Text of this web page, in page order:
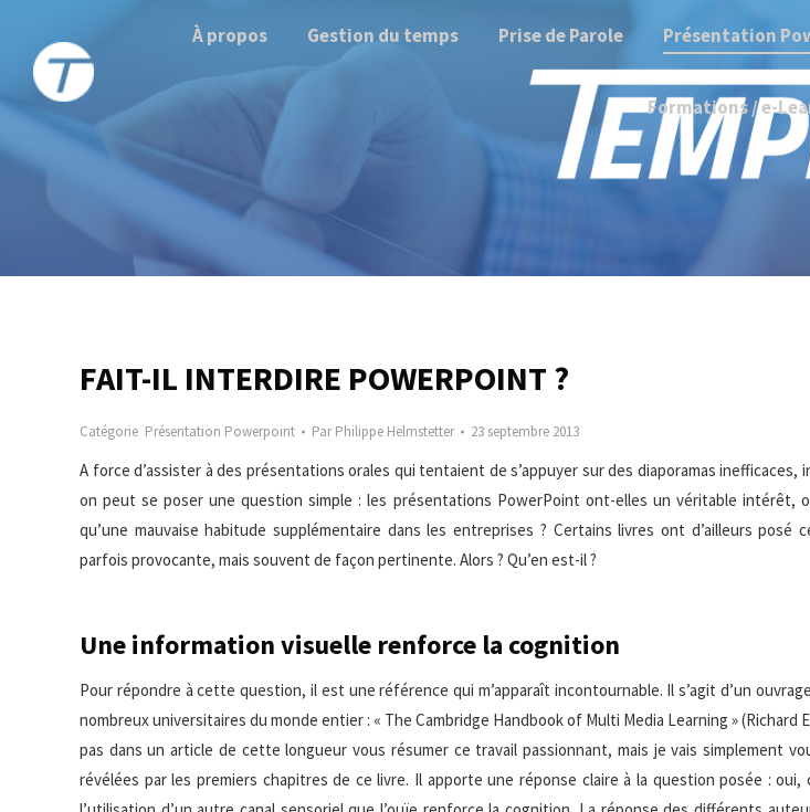
À propos Gestion du temps Prise de Parole Présentation
Formations / e-
FAIT-IL INTERDIRE POWERPOINT ?
Catégorie Présentation Powerpoint ParPhilippe Helmstetter 23 septembre 2013
A force d’assister à des présentations orales qui tentaient de s’appuyer sur des diaporamas inefficaces,
on peut se poser une question simple : les présentations PowerPoint ont-elles un véritable intérêt,
qu’une mauvaise habitude supplémentaire dans les entreprises ? Certains livres ont d’ailleurs posé
parfois provocante, mais souvent de façon pertinente. Alors ? Qu’en est-il ?
Une information visuelle renforce la cognition
Pour répondre à cette question, il est une référence qui m’apparaît incontournable. Il s’agit d’un
nombreux universitaires du monde entier : « The Cambridge Handbook of Multi Media Learning » (Richard
pas dans un article de cette longueur vous résumer ce travail passionnant, mais je vais simplement
révélées par les premiers chapitres de ce livre. Il apporte une réponse claire à la question posée : oui,